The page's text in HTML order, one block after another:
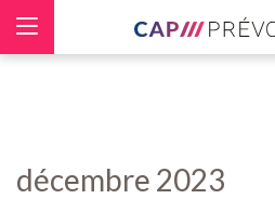
décembre 2023
Panneau de gestion des cookies